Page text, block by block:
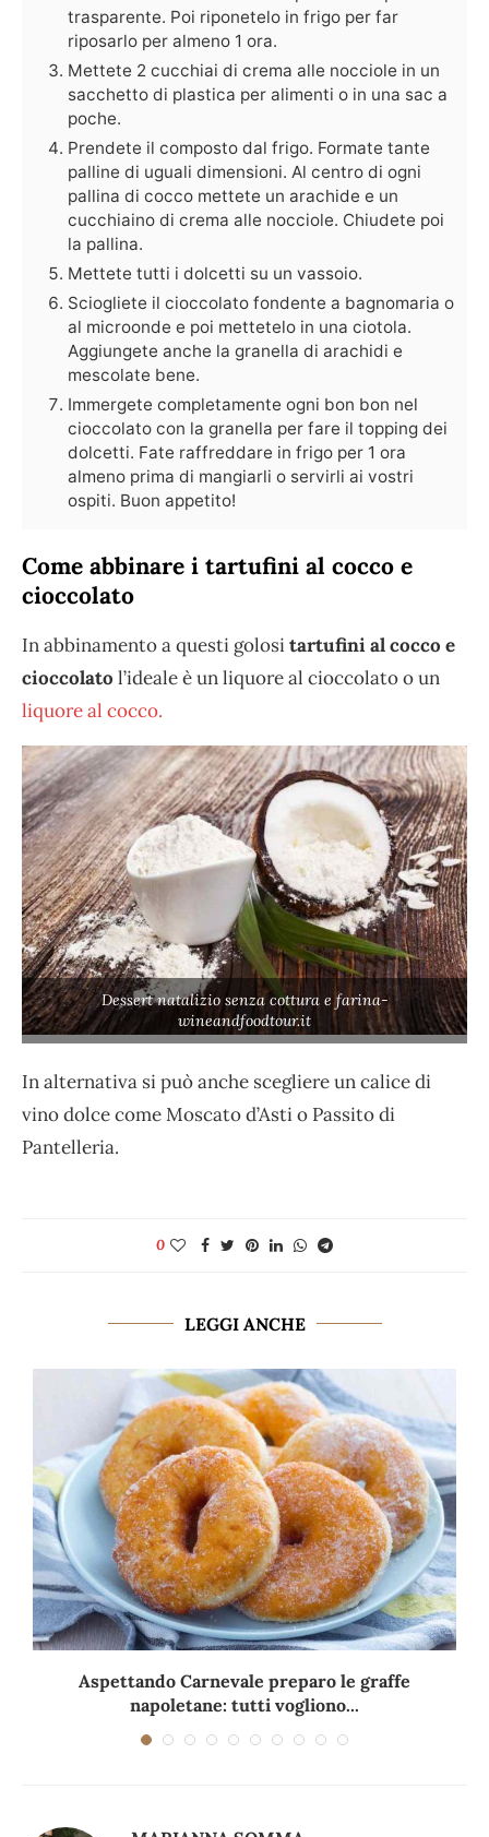
trasparente. Poi riponetelo in frigo per far
riposarlo per almeno 1 ora.
Mettete 2 cucchiai di crema alle nocciole in un
sacchetto di plastica per alimenti o in una sac a
poche.
Prendete il composto dal frigo. Formate tante
palline di uguali dimensioni. Al centro di ogni
pallina di cocco mettete un arachide e un
cucchiaino di crema alle nocciole. Chiudete poi
la pallina.
Mettete tutti i dolcetti su un vassoio.
Sciogliete il cioccolato fondente a bagnomaria o
al microonde e poi mettetelo in una ciotola.
Aggiungete anche la granella di arachidi e
mescolate bene.
Immergete completamente ogni bon bon nel
cioccolato con la granella per fare il topping dei
dolcetti. Fate raffreddare in frigo per 1 ora
almeno prima di mangiarli o servirli ai vostri
ospiti. Buon appetito!
Come abbinare i tartufini al cocco e
cioccolato
In abbinamento a questi golositartufini al cocco e
cioccolato l’ideale è un liquore al cioccolato o un
liquore al cocco.
Dessert natalizio senza cottura e farina-
wineandfoodtour.it
In alternativa si può anche scegliere un calice di
vino dolce come Moscato d’Asti o Passito di
Pantelleria.
0
LEGGI ANCHE
Aspettando Carnevale preparo le graffe
napoletane: tutti vogliono...